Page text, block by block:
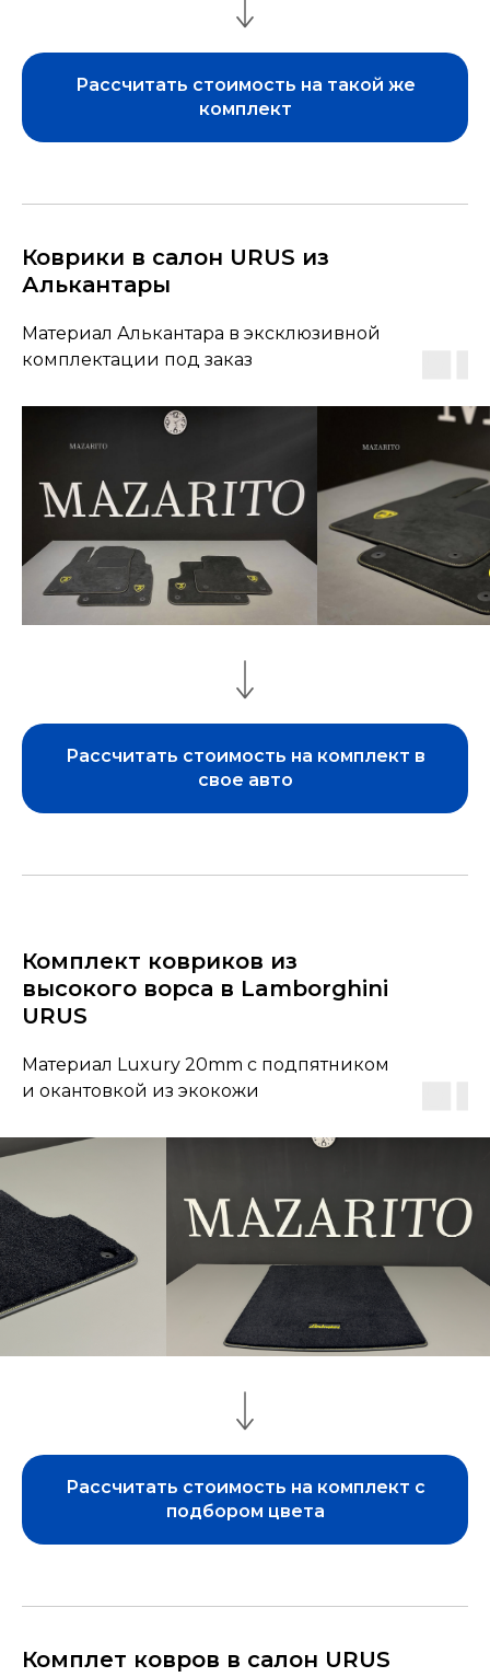
Рассчитать стоимость на такой же
комплект
Коврики в салон URUS из
Алькантары
Материал Алькантара в эксклюзивной
комплектации под заказ
Рассчитать стоимость на комплект в
свое авто
Комплект ковриков из
высокого ворса в Lamborghini
URUS
Материал Luxury 20mm с подпятником
и окантовкой из экокожи
Рассчитать стоимость на комплект с
подбором цвета
Комплет ковров в салон URUS